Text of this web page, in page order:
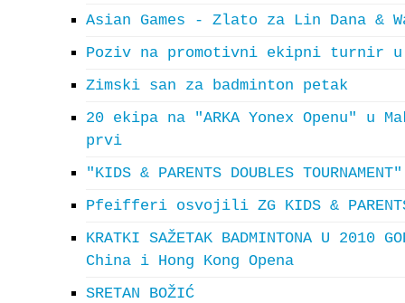
Asian Games - Zlato za Lin Dana &
Poziv na promotivni ekipni turnir u
Zimski san za badminton petak
20 ekipa na "ARKA Yonex Openu" u
prvi
"KIDS & PARENTS DOUBLES
Pfeifferi osvojili ZG KIDS &
KRATKI SAŽETAK BADMINTONA U 2010
China i Hong Kong Opena
SRETAN BOŽIĆ